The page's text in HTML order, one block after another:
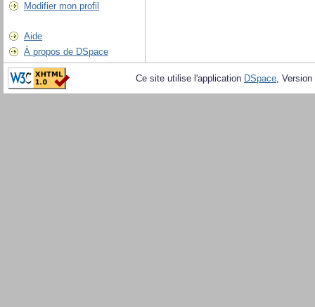
Modifier mon profil
Aide
À propos de DSpace
Ce site utilise l'application DSpace,